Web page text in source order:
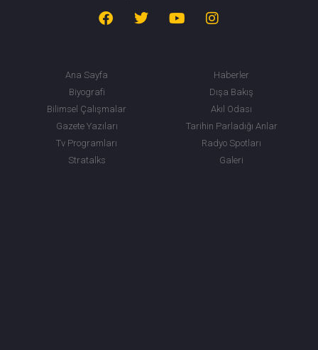
Ana Sayfa
Biyografi
Bilimsel Çalışmalar
Gazete Yazıları
Tv Programları
Stratalks
Haberler
Dışa Bakış
Akıl Odası
Tarihin Parladığı Anlar
Radyo Spotları
Galeri